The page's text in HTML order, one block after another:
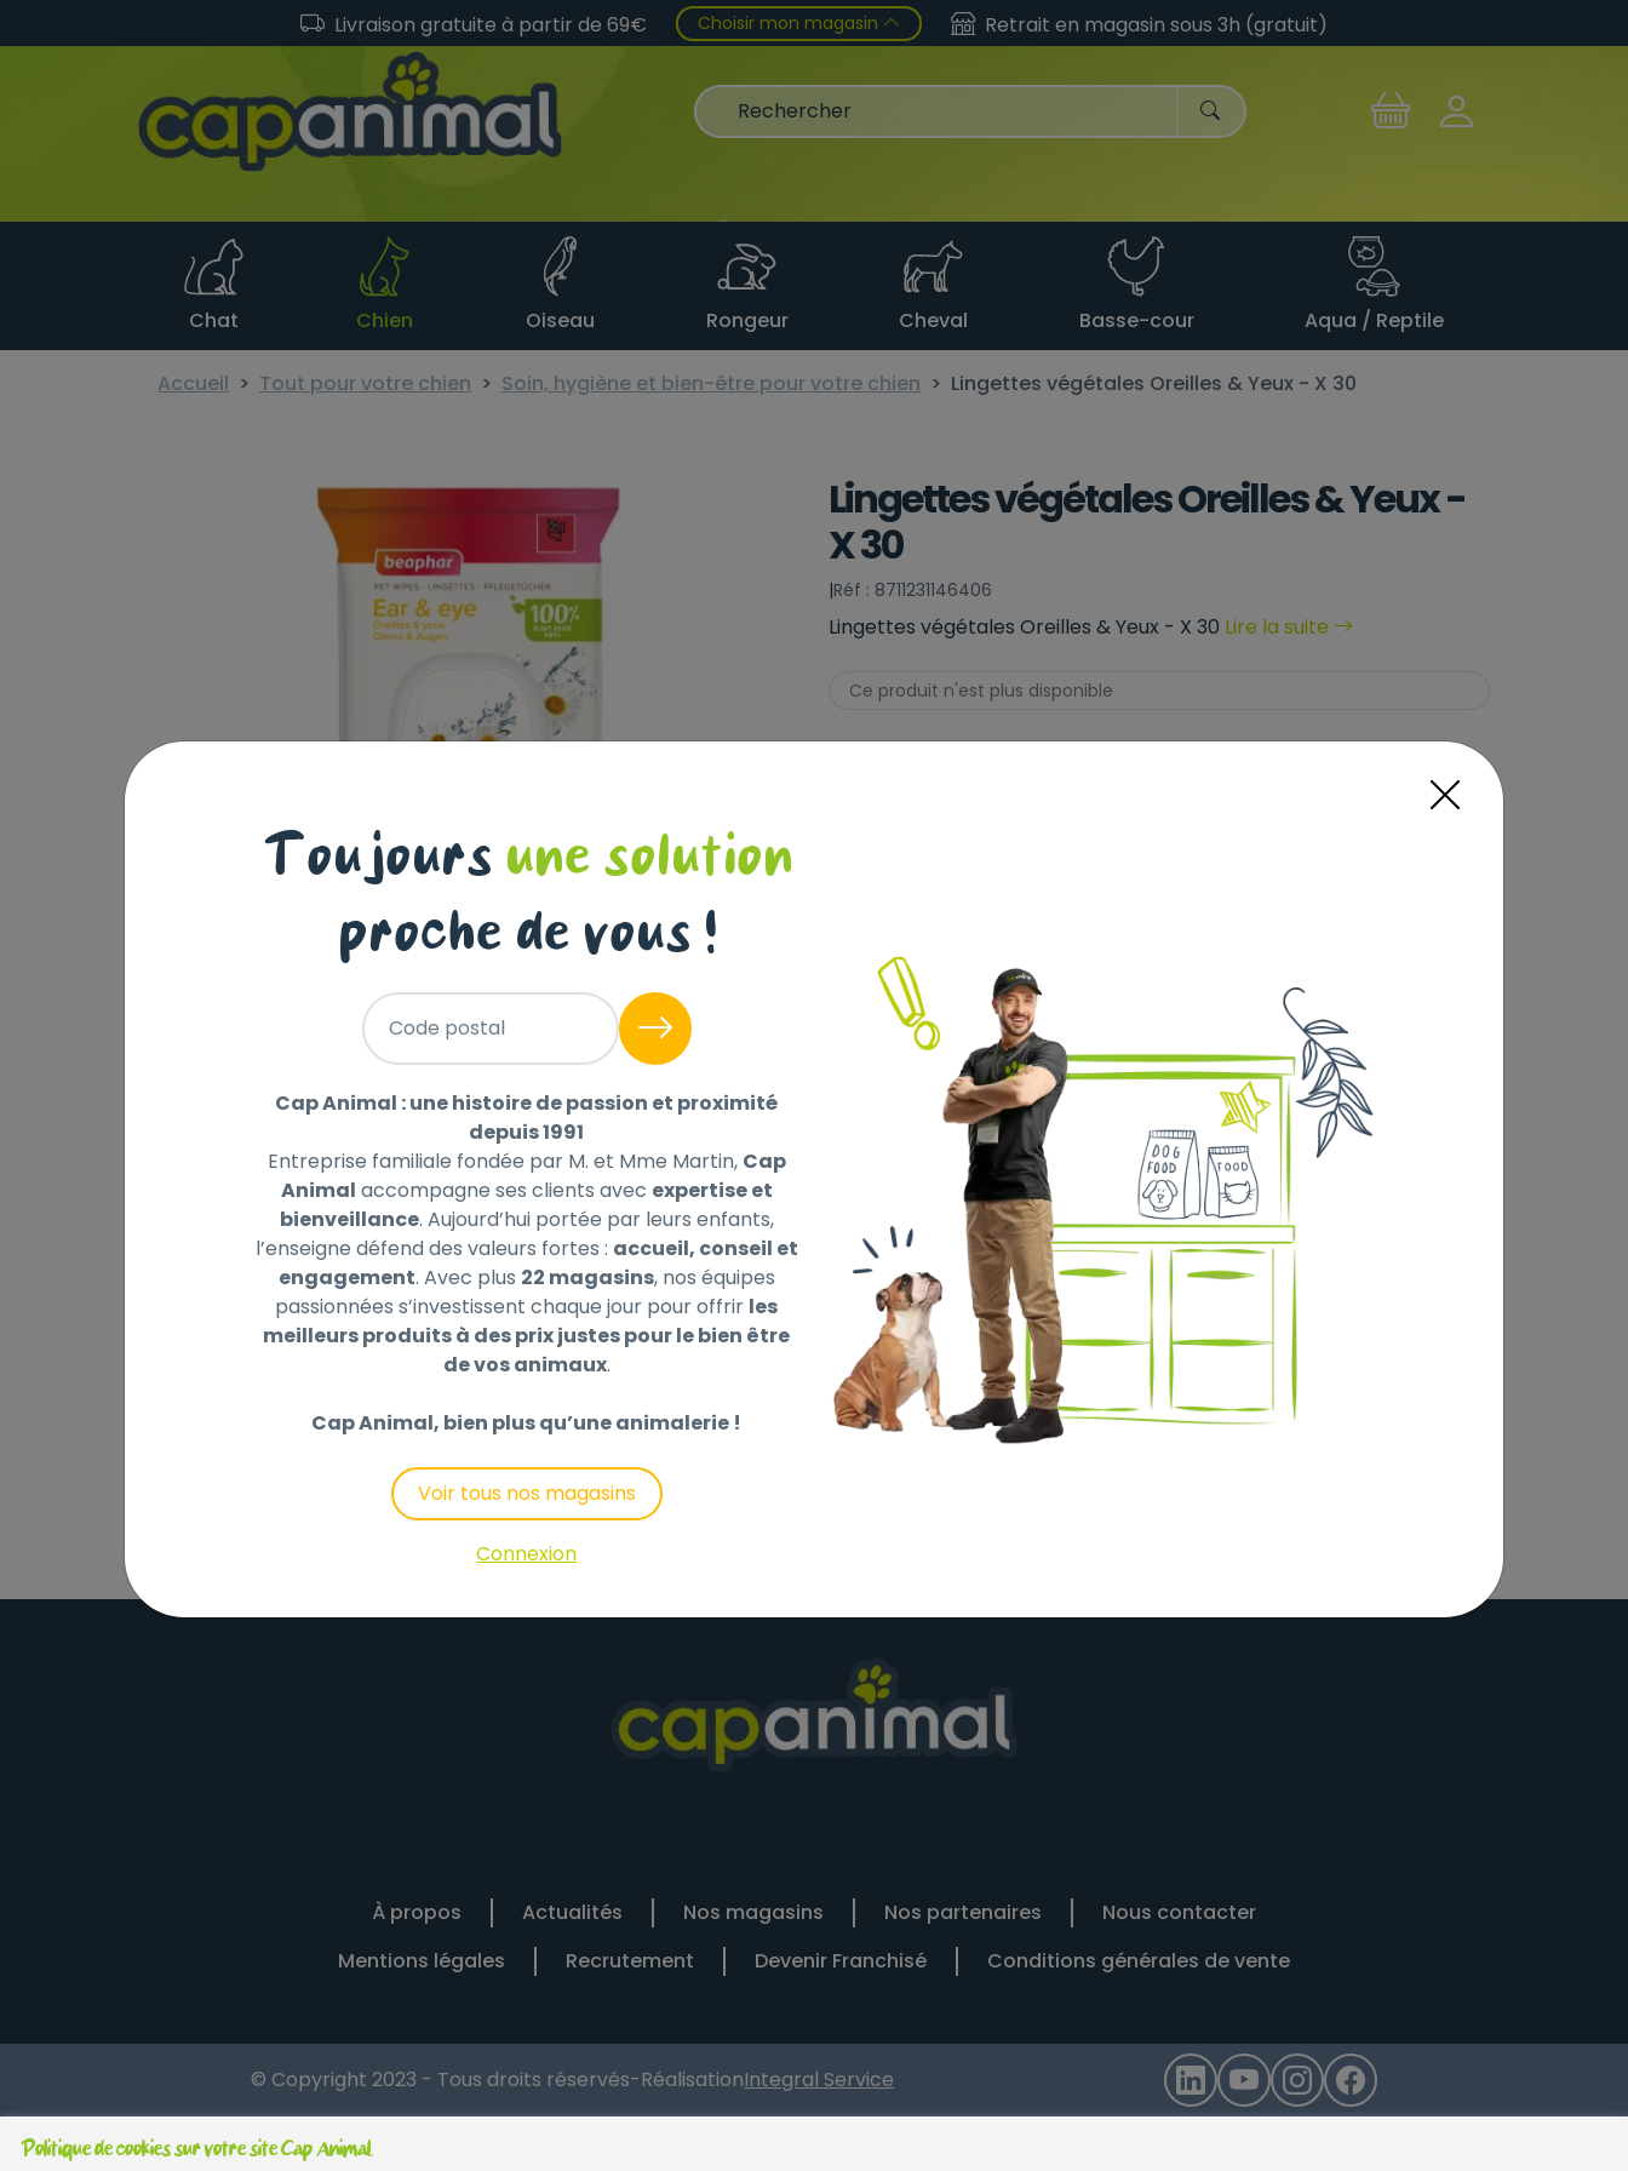
Politique de cookies sur votre site Cap Animal.
Livraison gratuite à partir de 69€ Choisir mon magasin Retrait en magasin sous 3h (gratuit)
Chat Chien Oiseau Rongeur Cheval Basse-cour Aqua / Reptile
Accueil Tout pour votre chien Soin, hygiène et bien-être pour votre chien Lingettes végétales Oreilles & Yeux - X 30
Lingettes végétales Oreilles & Yeux -
X 30
|Réf : 8711231146406
Lingettes végétales Oreilles & Yeux - X 30 Lire la suite
Ce produit n'est plus disponible
Description Laisser un avis
? Pour les oreilles et les yeux des chiens et des chats ? Lingettes 100% végétales ? 97% d’ingrédients naturels ? Ph neutre ? O% parabène /
alcool ? Sans parfum ? A l’eau micellaire & à la Camomille Les lingettes Oreilles & Yeux de Beaphar sont fabriquées à partir de viscose 100%
végétale et humidifiées avec une lotion à base d’ingrédients naturels (97% minimum) et sans parfum. Elles permettent de nettoyer les oreilles
et les yeux de votre animal en douceur. Ces lingettes adoucissantes et hydratantes respectent le pH naturel de la peau des animaux et sont
Analogue de la Phéromone Faciale Féline F3 2%, analogue de la Phéromone Apaisante Maternelle 2%, Hydrocarbure isoparaffinique q.s.p. 100 g.
À propos Actualités Nos magasins Nos partenaires
Nous contacter
Mentions légales
Recrutement Devenir Franchisé Conditions générales de vente
© Copyright 2023 - Tous droits réservés-RéalisationIntegral Service
Toujours une solution
proche de vous !
Code postal
Cap Animal : une histoire de passion et proximité
depuis 1991
Entreprise familiale fondée par M. et Mme Martin, Cap
Animal accompagne ses clients avec expertise et
bienveillance. Aujourd’hui portée par leurs enfants,
l’enseigne défend des valeurs fortes : accueil, conseil et
engagement. Avec plus 22 magasins, nos équipes
passionnées s’investissent chaque jour pour offrir les
meilleurs produits à des prix justes pour le bien être
de vos animaux.
Cap Animal, bien plus qu’une animalerie !
Voir tous nos magasins
Connexion